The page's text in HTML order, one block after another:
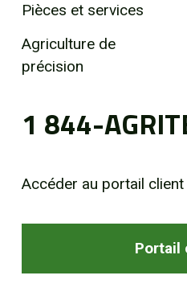
Pièces et services
Agriculture de
précision
1 844-
Accéder au portail client
Portail